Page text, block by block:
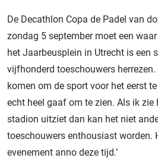
De Decathlon Copa de Padel van
zondag 5 september moet een
het Jaarbeusplein in Utrecht is een
vijfhonderd toeschouwers herrezen.
komen om de sport voor het eerst
echt heel gaaf om te zien. Als ik zie
stadion uitziet dan kan het niet
toeschouwers enthousiast worden.
evenement anno deze tijd.’